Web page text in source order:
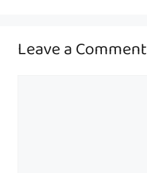
Leave a Comment